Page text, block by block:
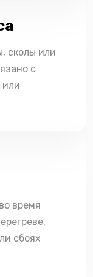
сколы или
с
время
сбоях